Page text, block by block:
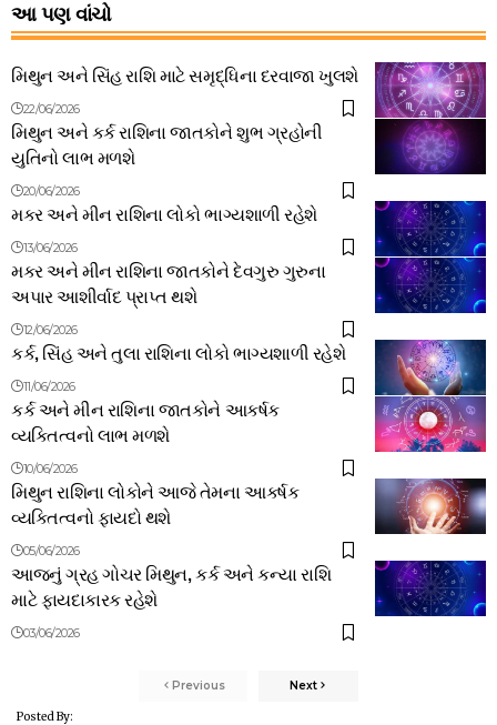
આ પણ વાંચો
મિથુન અને સિંહ રાશિ માટે સમૃદ્ધિના દરવાજા ખુલશે
22/06/2026
મિથુન અને કર્ક રાશિના જાતકોને શુભ ગ્રહોની
યુતિનો લાભ મળશે
20/06/2026
મકર અને મીન રાશિના લોકો ભાગ્યશાળી રહેશે
13/06/2026
મકર અને મીન રાશિના જાતકોને દેવગુરુ ગુરુના
અપાર આશીર્વાદ પ્રાપ્ત થશે
12/06/2026
કર્ક, સિંહ અને તુલા રાશિના લોકો ભાગ્યશાળી રહેશે
11/06/2026
કર્ક અને મીન રાશિના જાતકોને આકર્ષક
વ્યક્તિત્વનો લાભ મળશે
10/06/2026
મિથુન રાશિના લોકોને આજે તેમના આકર્ષક
વ્યક્તિત્વનો ફાયદો થશે
05/06/2026
આજનું ગ્રહ ગોચર મિથુન, કર્ક અને કન્યા રાશિ
માટે ફાયદાકારક રહેશે
03/06/2026
Previous Next
Posted By: